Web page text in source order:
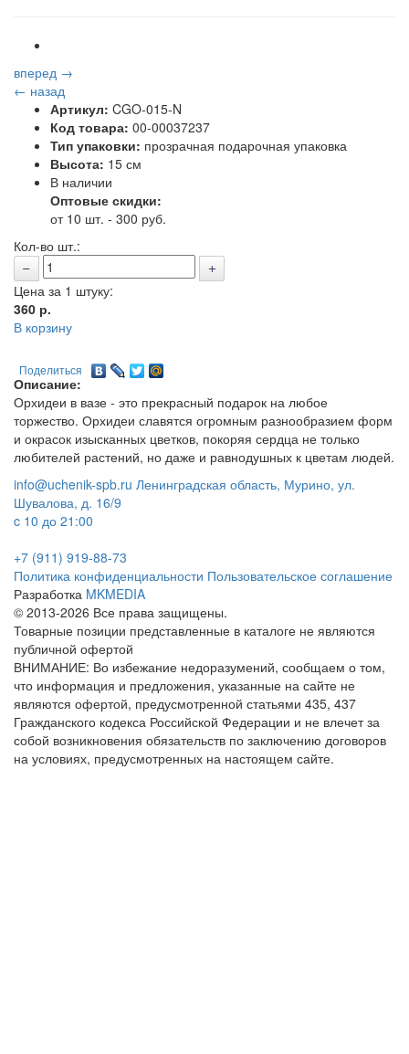
вперед →
← назад
Артикул: CGO-015-N
Код товара: 00-00037237
Тип упаковки: прозрачная подарочная упаковка
Высота: 15 см
В наличии
Оптовые скидки:
от 10 шт. - 300 руб.
Кол-во шт.:
Цена за 1 штуку:
360 р.
В корзину
Поделиться
Описание:
Орхидеи в вазе - это прекрасный подарок на любое
торжество. Орхидеи славятся огромным разнообразием форм
и окрасок изысканных цветков, покоряя сердца не только
любителей растений, но даже и равнодушных к цветам людей.
info@uchenik-spb.ru Ленинградская область, Мурино, ул.
Шувалова, д. 16/9
c 10 до 21:00
+7 (911) 919-88-73
Политика конфиденциальности Пользовательское соглашение
Разработка MKMEDIA
© 2013-2026 Все права защищены.
Товарные позиции представленные в каталоге не являются
публичной офертой
ВНИМАНИЕ: Во избежание недоразумений, сообщаем о том,
что информация и предложения, указанные на сайте не
являются офертой, предусмотренной статьями 435, 437
Гражданского кодекса Российской Федерации и не влечет за
собой возникновения обязательств по заключению договоров
на условиях, предусмотренных на настоящем сайте.